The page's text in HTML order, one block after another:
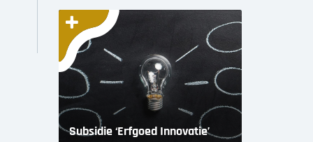
Subsidie ‘Erfgoed Innovatie’